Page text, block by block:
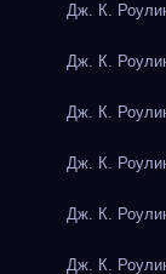
Дж. К.
Дж. К.
Дж. К.
Дж. К.
Дж. К.
Дж. К.